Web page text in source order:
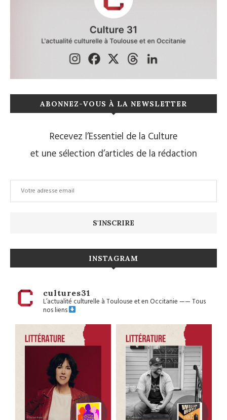
ABONNEZ-VOUS À LA NEWSLETTER
Recevez l’Essentiel de la Culture
et une sélection d’articles de la rédaction
INSTAGRAM
cultures31
L’actualité culturelle à Toulouse et en Occitanie——Tous
nos liens